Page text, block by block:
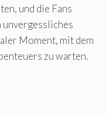
und die Fans
Moment, mit dem
zu warten.